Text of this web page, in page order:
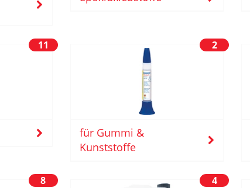
11 2
für Gummi &
Kunststoffe
8 4